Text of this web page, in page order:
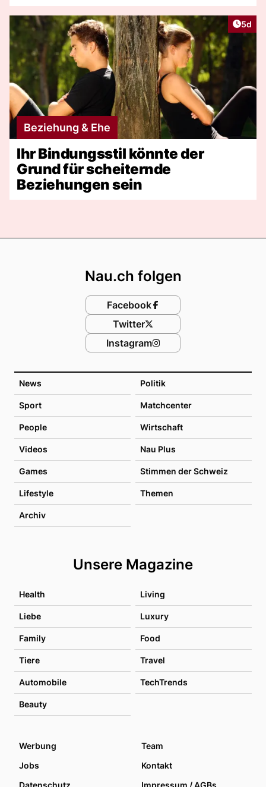
5d
Beziehung & Ehe
Ihr Bindungsstil könnte der
Grund für scheiternde
Beziehungen sein
News Politik
Sport Matchcenter
People Wirtschaft
Videos Nau Plus
Games Stimmen der Schweiz
Lifestyle Themen
Archiv
Unsere Magazine
Health Living
Liebe Luxury
Family Food
Tiere Travel
Automobile TechTrends
Beauty
Nau.ch folgen
Facebook
Twitter
Instagram
Werbung
Team
Jobs
Kontakt
Datenschutz
Impressum / AGBs